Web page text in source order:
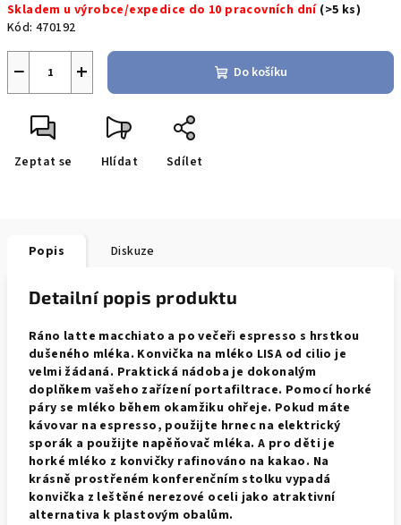
cena:
Skladem u výrobce/expedice do 10 pracovních dní (>5 ks)
Kód: 470192
+
− Do košíku
Zeptat se Hlídat Sdílet
Popis Diskuze
Detailní popis produktu
Ráno latte macchiato a po večeři espresso s hrstkou
dušeného mléka. Konvička na mléko LISA od cilio je
velmi žádaná. Praktická nádoba je dokonalým
doplňkem vašeho zařízení portafiltrace. Pomocí horké
páry se mléko během okamžiku ohřeje. Pokud máte
kávovar na espresso, použijte hrnec na elektrický
sporák a použijte napěňovač mléka. A pro děti je
horké mléko z konvičky rafinováno na kakao. Na
krásně prostřeném konferenčním stolku vypadá
konvička z leštěné nerezové oceli jako atraktivní
alternativa k plastovým obalům.